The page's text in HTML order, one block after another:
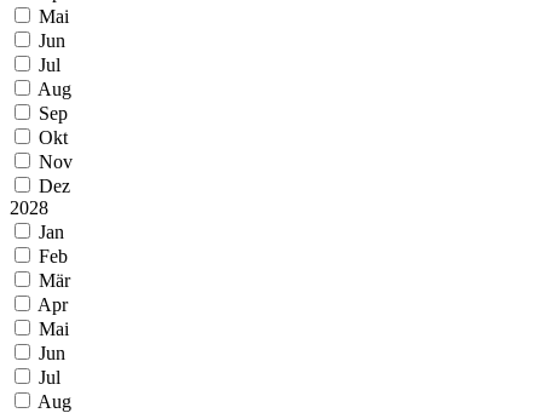
Mai
Jun
Jul
Aug
Sep
Okt
Nov
Dez
2028
Jan
Feb
Mär
Apr
Mai
Jun
Jul
Aug